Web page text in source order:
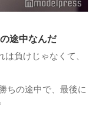
途中なんだ
負けじゃなくて、
ちの途中で、最後に